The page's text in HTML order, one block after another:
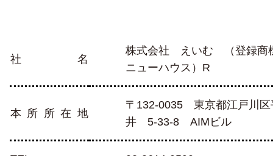
社名
株式会社 えいむ （登録商
ニューハウス）R
本所所在地
〒132-0035 東京都江戸川区
井 5-33-8 AIMビル